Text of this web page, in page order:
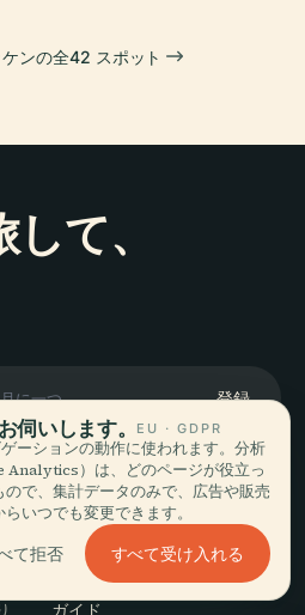
ンの全42 スポット
て、
登録
目的地
ガイド
伺いします。 EU · GDPR
ーションの動作に使われます。分析
）は、どのページが役立っ
で、集計データのみで、広告や販売
いつでも変更できます。
て拒否 すべて受け入れる